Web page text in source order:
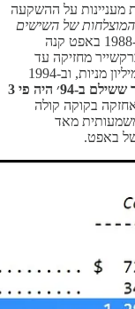
מעניינות על ההשקעה
המוצלחות של השישים
. ב-1988 באפט קנה
שברקשייר מחזיקה עד
היום). ב-1989 הוא הגדיל את האחזקה ל-373.6 מיליון מניות, וב-1994
המחיר ששילם ב-94׳ היה פי 3
1994, האחזקה בקוקה קולה
משמעותית מאד
באפט.